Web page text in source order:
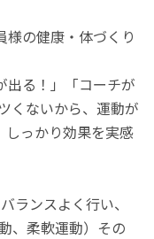
の健康・体づくり
出る！」「コーチが
くないから、運動が
しっかり効果を実感
ランスよく行い、
、柔軟運動）その